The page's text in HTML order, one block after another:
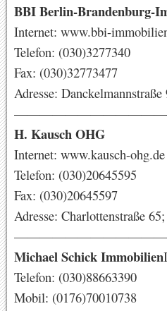
BBI Berlin-Brandenburg-
Internet: www.bbi-
Telefon: (030)3277340
Fax: (030)32773477
Adresse:
H. Kausch OHG
Internet: www.kausch-ohg.de
Telefon: (030)20645595
Fax: (030)20645597
Adresse: Charlottenstraße
Michael Schick Immobilien
Telefon: (030)88663390
Mobil: (0176)70010738